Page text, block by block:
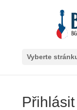
Vyberte